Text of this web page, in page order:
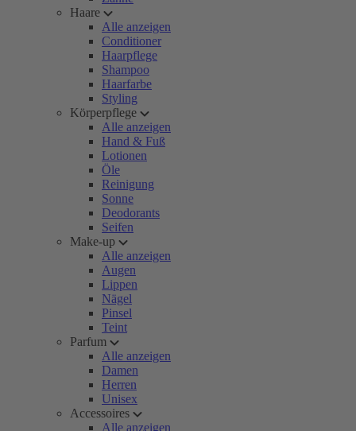
Haare
Alle anzeigen
Conditioner
Haarpflege
Shampoo
Haarfarbe
Styling
Körperpflege
Alle anzeigen
Hand & Fuß
Lotionen
Öle
Reinigung
Sonne
Deodorants
Seifen
Make-up
Alle anzeigen
Augen
Lippen
Nägel
Pinsel
Teint
Parfum
Alle anzeigen
Damen
Herren
Unisex
Accessoires
Alle anzeigen